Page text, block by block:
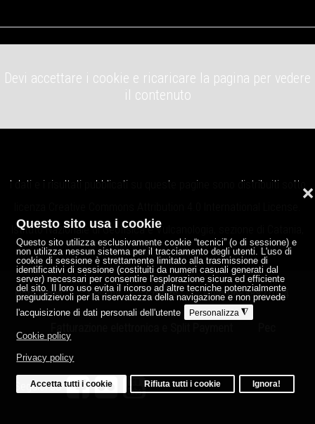
Questo sito usa i cookie
Questo sito utilizza esclusivamente cookie “tecnici” (o di sessione) e
non utilizza nessun sistema per il tracciamento degli utenti. L'uso di
cookie di sessione è strettamente limitato alla trasmissione di
identificativi di sessione (costituiti da numeri casuali generati dal
server) necessari per consentire l'esplorazione sicura ed efficiente
del sito. Il loro uso evita il ricorso ad altre tecniche potenzialmente
pregiudizievoli per la riservatezza della navigazione e non prevede
l'acquisizione di dati personali dell'utente
Personalizza◮
Cookie policy
Privacy policy
Accetta tutti i cookie Rifiuta tutti i cookie Ignora!
❌
Devi accettare i cookie e ricaricare la pagina per vedere
il contenuto
I dati e i risultati pubblicati su queste pagine sono distribuiti sotto
Istituto Nazionale di Geofisica e Vulcanologia, sezione di Catania,
Osservatorio Etneo.
Note legali Privacy Credits P.IVA 06838821004
Seguici su